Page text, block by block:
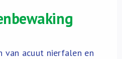
van acuut nierfalen en